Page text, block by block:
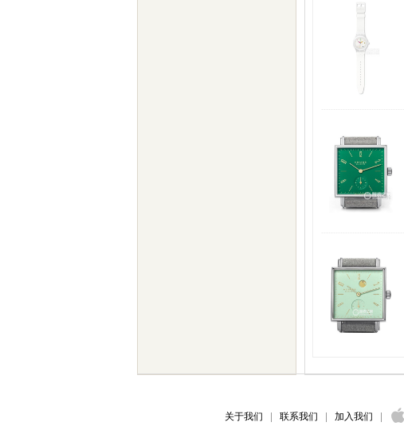
关于我们 联系我们 加入我们